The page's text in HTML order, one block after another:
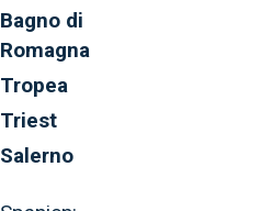
Bagno di
Romagna
Tropea
Triest
Salerno